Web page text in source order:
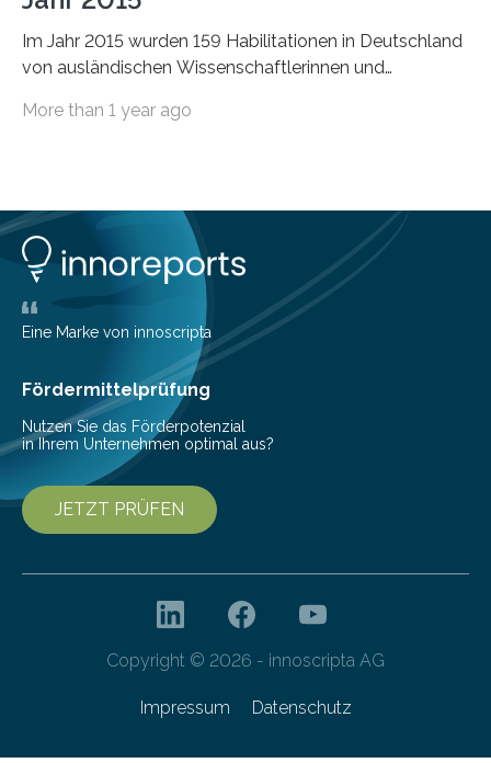
Im Jahr 2015 wurden 159 Habilitationen in Deutschland
von ausländischen Wissenschaftlerinnen und
More than 1 year ago
Eine Marke von innoscripta
Fördermittelprüfung
Nutzen Sie das Förderpotenzial
in Ihrem Unternehmen optimal aus?
JETZT PRÜFEN
Copyright © 2026 - innoscripta AG
Impressum Datenschutz